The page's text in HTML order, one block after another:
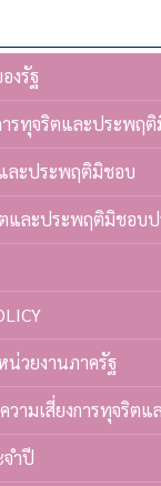
งรัฐ
ารทุจริตและประพฤ
และประพฤติมิชอบ
ตและประพฤติมิชอบ
น่วยงานภาครัฐ
วามเสี่ยงการทุจริ
ำปี